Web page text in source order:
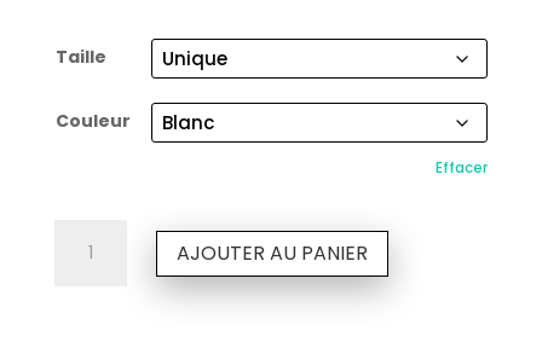
Taille
Couleur
Effacer
AJOUTER AU PANIER